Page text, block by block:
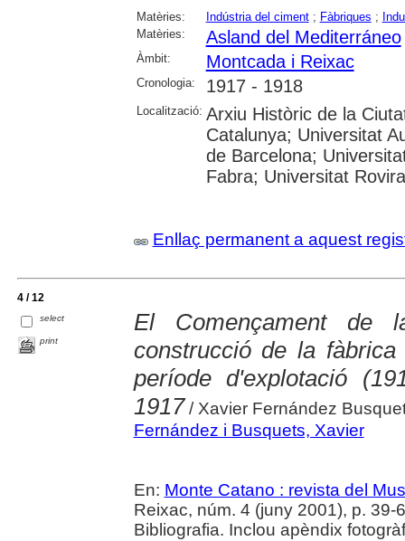
Matèries: Indústria del ciment; Fàbriques ;
Matèries:
Asland del Mediterráneo
Àmbit: Montcada i Reixac
Cronologia: 1917 - 1918
Localització: Arxiu Històric de la
Catalunya; Universitat
de Barcelona;
Fabra; Universitat
Enllaç permanent a aquest
4 / 12
select
print
El Començament de
construcció de la
període d'explotació
1917 / Xavier Fernández
Fernández i Busquets, Xavier
En: Monte Catano : revista del
Reixac, núm. 4 (juny 2001), p. 39-
Bibliografia. Inclou apèndix